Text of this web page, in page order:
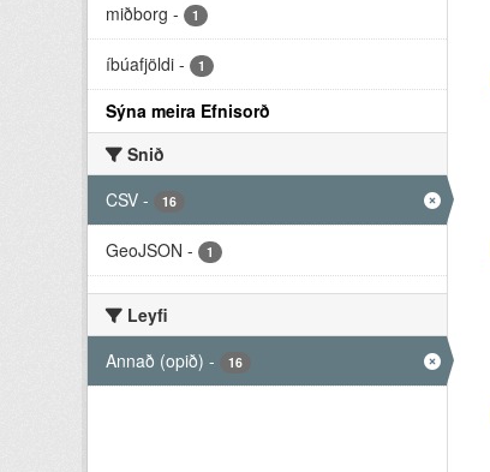
miðborg - 1
íbúafjöldi - 1
Sýna meira Efnisorð
Snið
CSV - 16
GeoJSON - 1
Leyfi
Annað (opið) - 16